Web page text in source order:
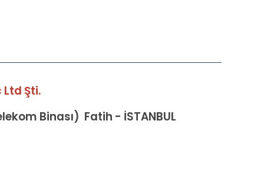
Şti.
Binası) Fatih - İSTANBUL